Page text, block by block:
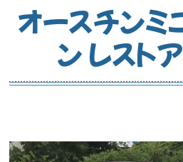
オースチンミ
ン レスト